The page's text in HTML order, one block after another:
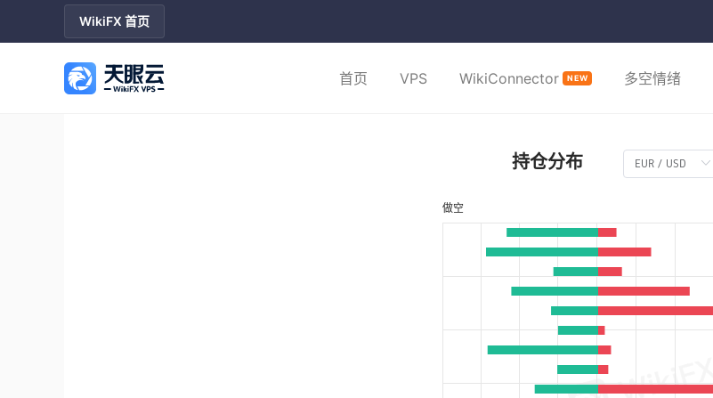
WikiFX 首页
首页 VPS WikiConnector NEW 多空情绪
持仓分布
做空